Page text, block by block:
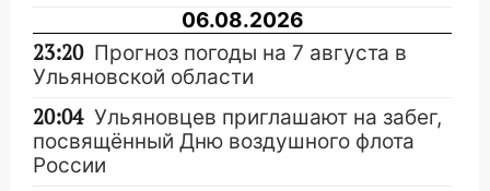
06.08.2026
23:20 Прогноз погоды на 7 августа в
Ульяновской области
20:04 Ульяновцев приглашают на забег,
посвящённый Дню воздушного флота
России